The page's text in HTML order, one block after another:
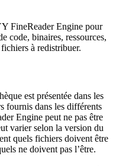
FineReader Engine pour
code, binaires, ressources,
à redistribuer.
est présentée dans les
fournis dans les différents
Engine peut ne pas être
varier selon la version du
quels fichiers doivent être
ne doivent pas l’être.